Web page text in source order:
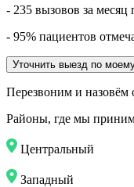
- 235 вызовов за месяц
- 95% пациентов
Уточнить выезд по
Перезвоним и назовём
Районы, где мы
Центральный
Западный